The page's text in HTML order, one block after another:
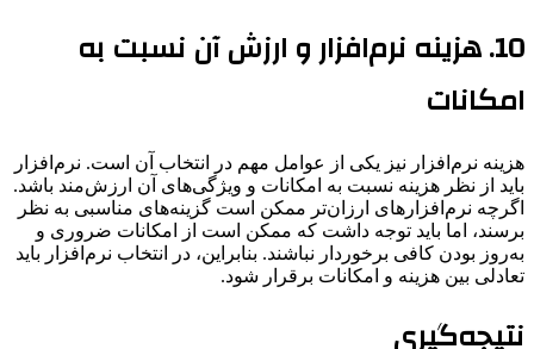
10. هزینه نرم‌افزار و ارزش آن نسبت به
امکانات
هزینه نرم‌افزار نیز یکی از عوامل مهم در انتخاب آن است. نرم‌افزار
باید از نظر هزینه نسبت به امکانات و ویژگی‌های آن ارزش‌مند باشد.
اگرچه نرم‌افزارهای ارزان‌تر ممکن است گزینه‌های مناسبی به نظر
برسند، اما باید توجه داشت که ممکن است از امکانات ضروری و
به‌روز بودن کافی برخوردار نباشند. بنابراین، در انتخاب نرم‌افزار باید
تعادلی بین هزینه و امکانات برقرار شود.
نتیجه‌گیری